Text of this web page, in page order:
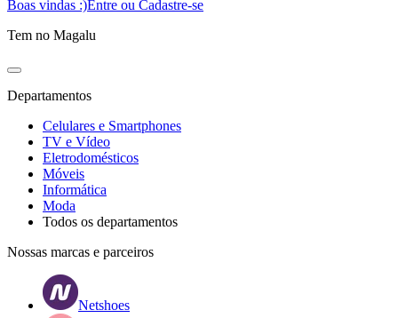
Boas vindas :)Entre ou Cadastre-se
Tem no Magalu
Departamentos
Celulares e Smartphones
TV e Vídeo
Eletrodomésticos
Móveis
Informática
Moda
Todos os departamentos
Nossas marcas e parceiros
Netshoes